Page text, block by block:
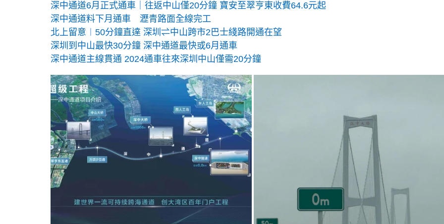
深中通道6月正式通車｜往返中山僅20分鐘 寶安至翠亨東收費64.6元起
深中通道料下月通車 瀝青路面全線完工
北上留意︱50分鐘直達 深圳⇌中山跨市2巴士綫路開通在望
深圳到中山最快30分鐘 深中通道最快或6月通車
深中通道主線貫通 2024通車往來深圳中山僅需20分鐘